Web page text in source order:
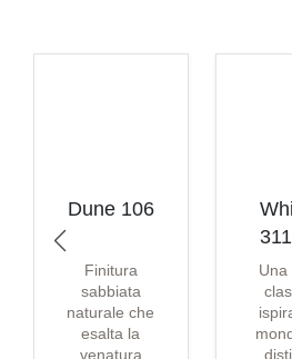
Dune 106
Finitura
sabbiata
naturale che
esalta la
venatura
Una